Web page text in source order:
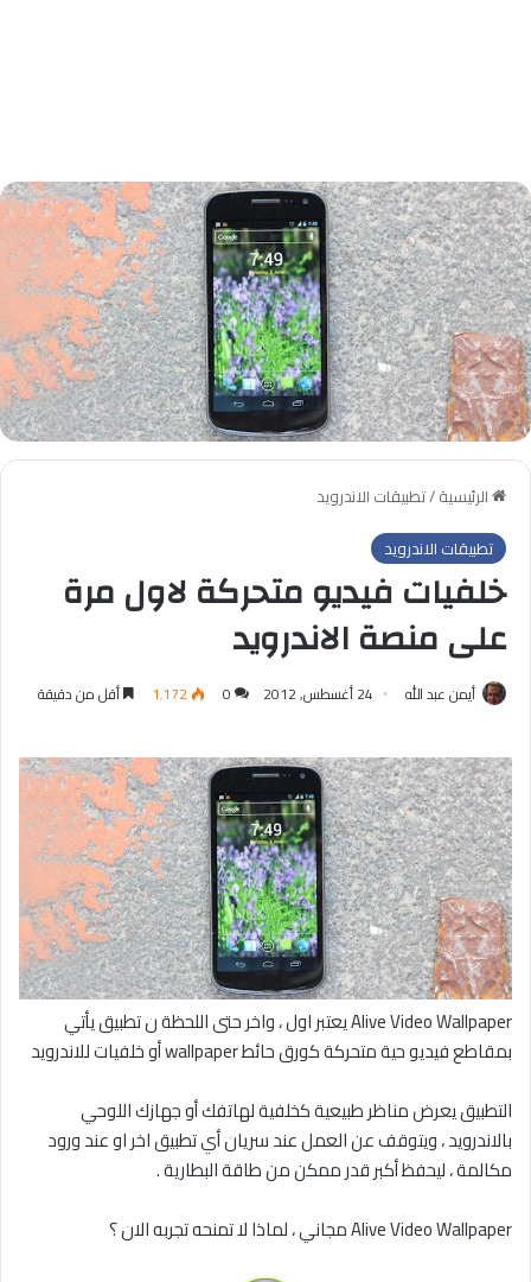
الرئيسية/تطبيقات الاندرويد
تطبيقات الاندرويد
خلفيات فيديو متحركة لاول مرة
على منصة الاندرويد
أيمن عبد الله 24 أغسطس, 2012 0 1٬172 أقل من دقيقة
Alive Video Wallpaper يعتبر اول ، واخر حتى اللحظة ن تطبيق يأتي
بمقاطع فيديو حية متحركة كورق حائط wallpaper أو خلفيات للاندرويد
التطبيق يعرض مناظر طبيعية كخلفية لهاتفك أو جهازك اللوحي
بالاندرويد ، ويتوقف عن العمل عند سريان أي تطبيق اخر او عند ورود
مكالمة ، ليحفظ أكبر قدر ممكن من طاقة البطارية .
Alive Video Wallpaper مجاني ، لماذا لا تمنحه تجربه الان ؟